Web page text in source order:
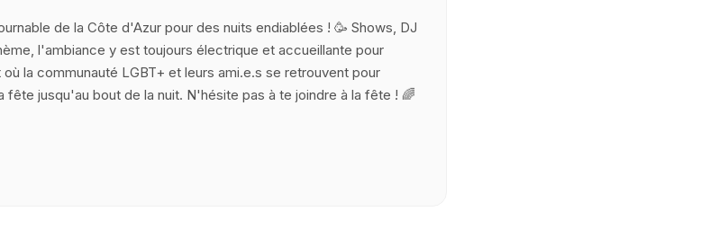
de la Côte d'Azur pour des nuits endiablées ! 🥳 Shows, DJ
l'ambiance y est toujours électrique et accueillante pour
la communauté LGBT+ et leurs ami.e.s se retrouvent pour
fête jusqu'au bout de la nuit. N'hésite pas à te joindre à la fête ! 🌈